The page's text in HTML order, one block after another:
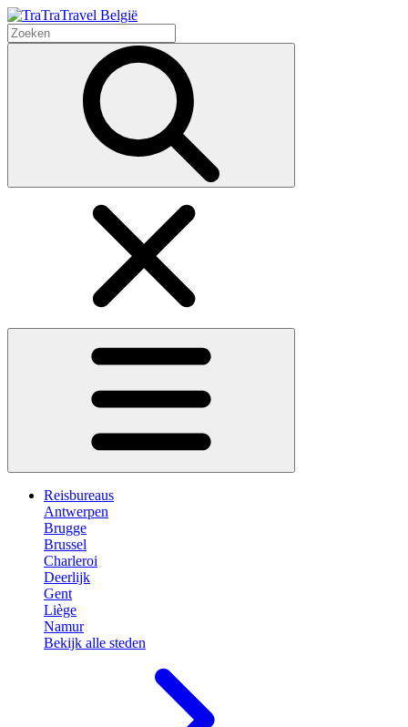
Reisbureaus
Antwerpen
Brugge
Brussel
Charleroi
Deerlijk
Gent
Liège
Namur
Bekijk alle steden